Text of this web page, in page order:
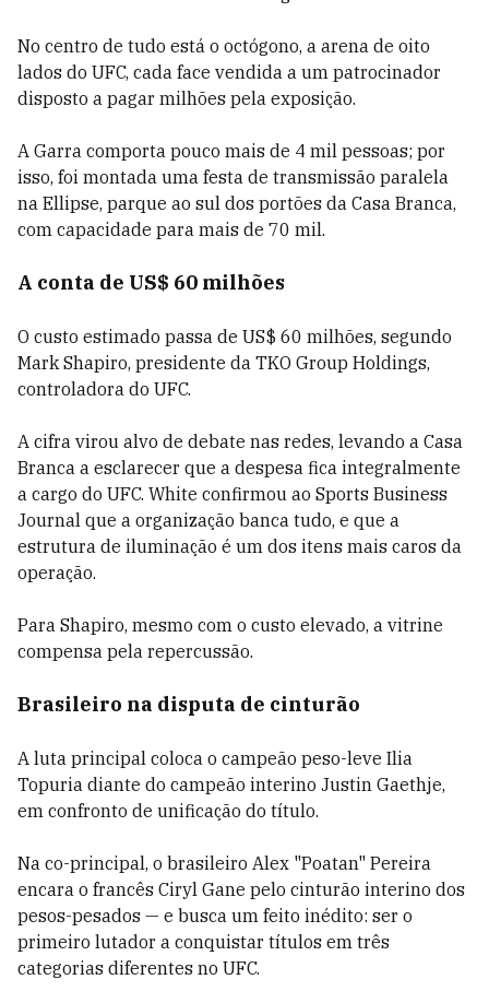
No centro de tudo está o octógono, a arena de oito
lados do UFC, cada face vendida a um patrocinador
disposto a pagar milhões pela exposição.
A Garra comporta pouco mais de 4 mil pessoas; por
isso, foi montada uma festa de transmissão paralela
na Ellipse, parque ao sul dos portões da Casa Branca,
com capacidade para mais de 70 mil.
A conta de US$ 60 milhões
O custo estimado passa de US$ 60 milhões, segundo
Mark Shapiro, presidente da TKO Group Holdings,
controladora do UFC.
A cifra virou alvo de debate nas redes, levando a Casa
Branca a esclarecer que a despesa fica integralmente
a cargo do UFC. White confirmou ao Sports Business
Journal que a organização banca tudo, e que a
estrutura de iluminação é um dos itens mais caros da
operação.
Para Shapiro, mesmo com o custo elevado, a vitrine
compensa pela repercussão.
Brasileiro na disputa de cinturão
A luta principal coloca o campeão peso-leve Ilia
Topuria diante do campeão interino Justin Gaethje,
em confronto de unificação do título.
Na co-principal, o brasileiro Alex "Poatan" Pereira
encara o francês Ciryl Gane pelo cinturão interino dos
pesos-pesados — e busca um feito inédito: ser o
primeiro lutador a conquistar títulos em três
categorias diferentes no UFC.